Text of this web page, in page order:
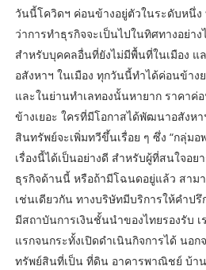
วันนี้โควิดฯ ค่อนข้างอยู่ตัวในระดับหนึ่ง
ว่าการทำธุรกิจจะเป็นไปในทิศทางอย่า
สำหรับบุคคลอื่นที่ยังไม่มีพื้นที่ในเมือง แ
อสังหาฯ ในเมือง ทุกวันนี้ทำได้ค่อนข้าง
และในย่านทำเลทองนั้นหายาก ราคาค่
ข้างเยอะ ใครที่มีโอกาสได้พัฒนาอสังห
สินทรัพย์จะเพิ่มทวีขึ้นเรื่อย ๆ ซึ่ง “กลุ่ม
เรื่องนี้ได้เป็นอย่างดี สำหรับผู้ที่สนใจอ
ธุรกิจด้านนี้ หรือถ้ามีโฉนดอยู่แล้ว สามา
เช่นเดียวกัน ทางบริษัทมีบริการให้คำปรึ
มีสถาบันการเงินชั้นนำของไทยรองรับ
แรกจนกระทั้งเปิดดำเนินกิจการได้ นอก
ทรัพย์สินที่เป็น ที่ดิน อาคารพาณิชย์ บ้า